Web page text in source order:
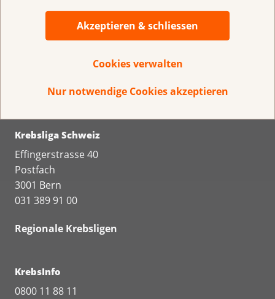
Akzeptieren & schliessen
Cookies verwalten
Nur notwendige Cookies akzeptieren
Direkt spenden
Krebsliga Schweiz
Effingerstrasse 40
Postfach
3001 Bern
031 389 91 00
Regionale Krebsligen
KrebsInfo
0800 11 88 11